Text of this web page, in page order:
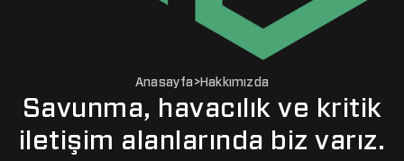
Anasayfa >Hakkımızda
Savunma, havacılık ve kritik
iletişim alanlarında biz varız.